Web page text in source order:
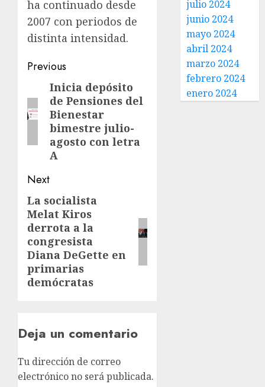
ha continuado desde
2007 con periodos de
distinta intensidad.
Previous
Inicia depósito
de Pensiones del
Bienestar
bimestre julio-
agosto con letra
A
Next
La socialista
Melat Kiros
derrota a la
congresista
Diana DeGette en
primarias
demócratas
Deja un comentario
Tu dirección de correo
electrónico no será publicada.
julio 2024
junio 2024
mayo 2024
abril 2024
marzo 2024
febrero 2024
enero 2024